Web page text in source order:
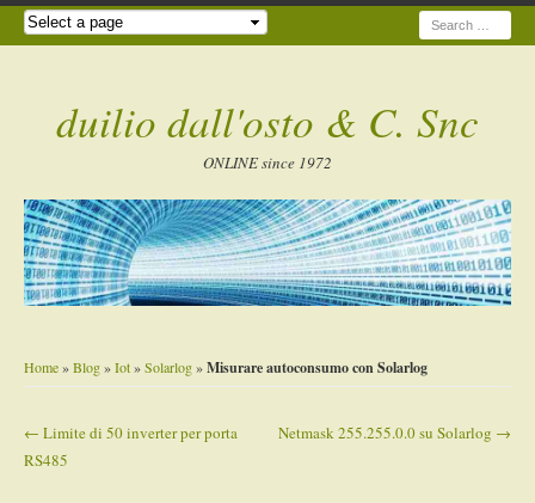
Search
duilio dall'osto & C. Snc
ONLINE since 1972
Home»Blog»Iot»Solarlog»Misurare autoconsumo con Solarlog
Post navigation
← Limite di 50 inverter per porta
RS485
Netmask 255.255.0.0 su Solarlog →